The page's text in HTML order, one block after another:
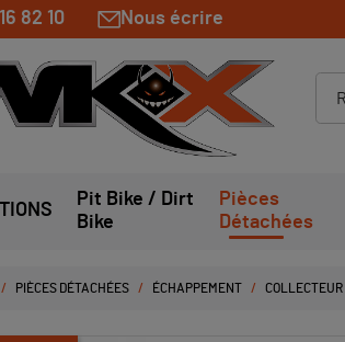
82 10 Nous écrire
Pit Bike / Dirt
Bike
Pièces
Détachées
PIÈCES DÉTACHÉES ÉCHAPPEMENT